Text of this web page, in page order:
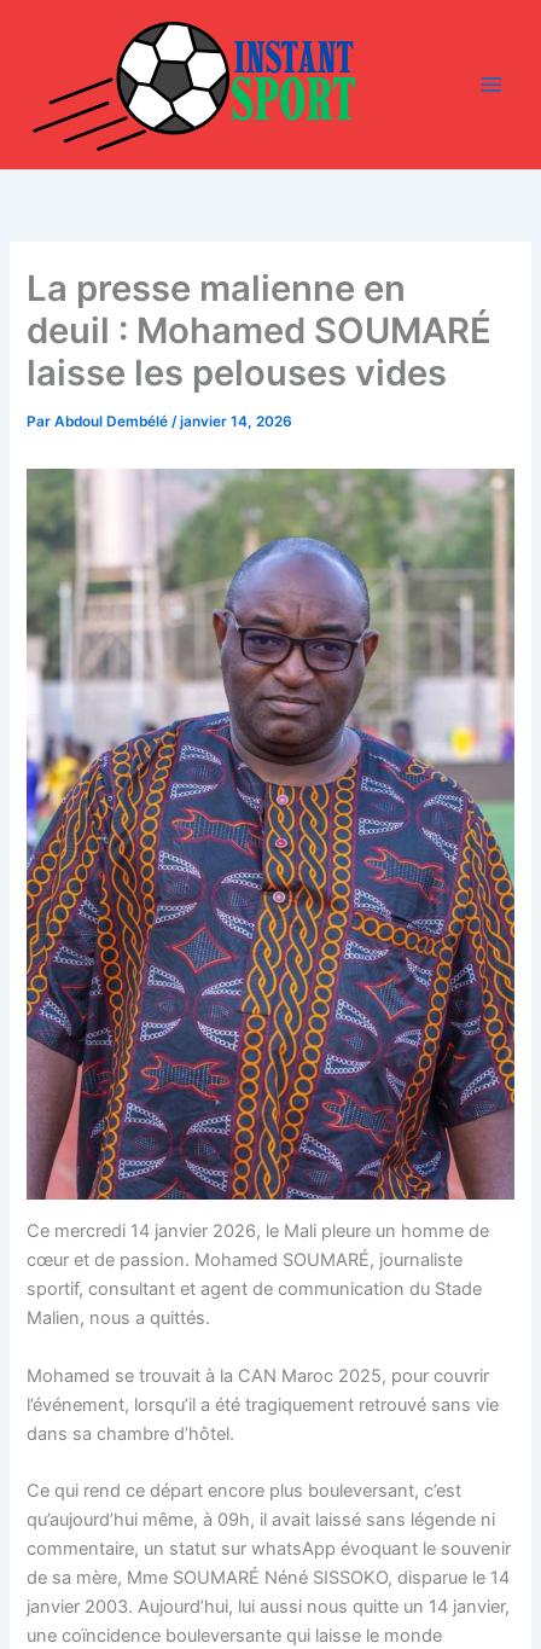
La presse malienne en
deuil : Mohamed SOUMARÉ
laisse les pelouses vides
ParAbdoul Dembélé/janvier 14, 2026
Ce mercredi 14 janvier 2026, le Mali pleure un homme de
cœur et de passion. Mohamed SOUMARÉ, journaliste
sportif, consultant et agent de communication du Stade
Malien, nous a quittés.
Mohamed se trouvait à la CAN Maroc 2025, pour couvrir
l’événement, lorsqu’il a été tragiquement retrouvé sans vie
dans sa chambre d’hôtel.
Ce qui rend ce départ encore plus bouleversant, c’est
qu’aujourd’hui même, à 09h, il avait laissé sans légende ni
commentaire, un statut sur whatsApp évoquant le souvenir
de sa mère, Mme SOUMARÉ Néné SISSOKO, disparue le 14
janvier 2003. Aujourd’hui, lui aussi nous quitte un 14 janvier,
une coïncidence bouleversante qui laisse le monde